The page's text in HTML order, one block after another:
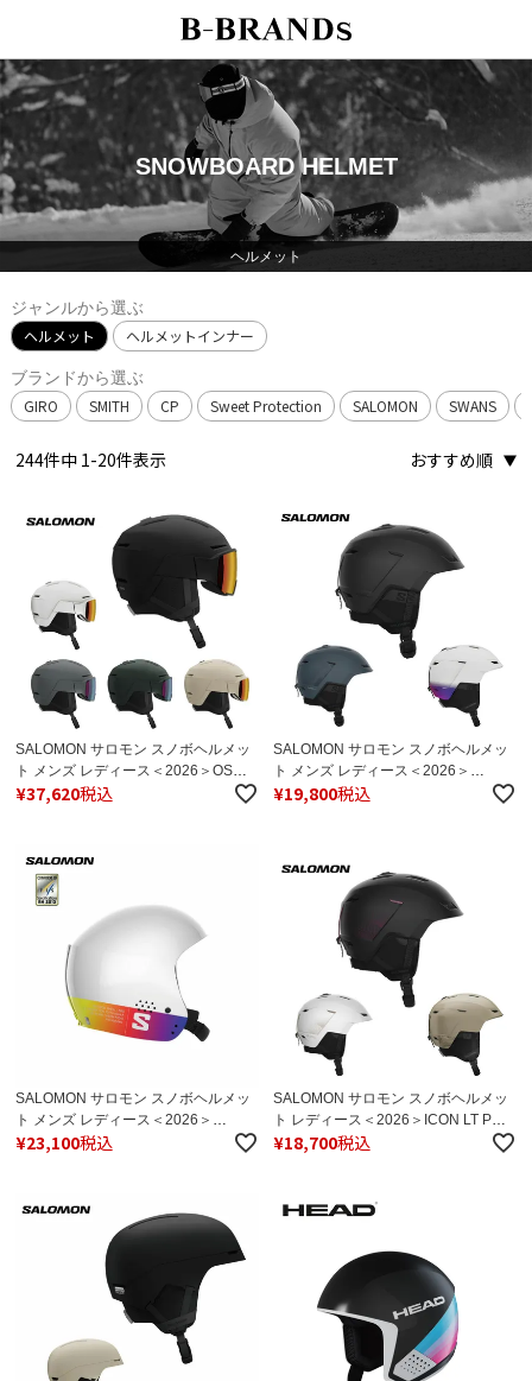
SNOWBOARD HELMET
ヘルメット
ジャンルから選ぶ
ヘルメット ヘルメットインナー
ブランドから選ぶ
GIRO SMITH CP Sweet Protection SALOMON SWANS
おすすめ順
244件中 1-20件表示
SALOMON サロモン スノボヘルメッ
ト メンズ レディース＜2026＞OSMO
SIGMA / オスモ シグマ 日本正規品
¥37,620税込
SALOMON サロモン スノボヘルメッ
ト メンズ レディース＜2026＞
PIONEER LT PRO / パイオニア エル
¥19,800税込
SALOMON サロモン スノボヘルメッ
ト メンズ レディース＜2026＞
S/RACE FIS INJECTED / エス/レース
¥23,100税込
SALOMON サロモン スノボヘルメッ
ト レディース＜2026＞ICON LT PRO
/ アイコン エルティー プロ 日本正規
¥18,700税込